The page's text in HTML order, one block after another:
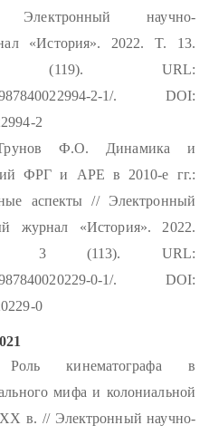
научно-
«История». 2022. T. 13.
URL:
2-1/. DOI:
2
Ф.О. Динамика и
ФРГ и АРЕ в 2010-е гг.:
аспекты // Электронный
журнал «История». 2022.
3 (113). URL:
0-1/. DOI:
0
кинематографа в
мифа и колониальной
в. // Электронный научно-